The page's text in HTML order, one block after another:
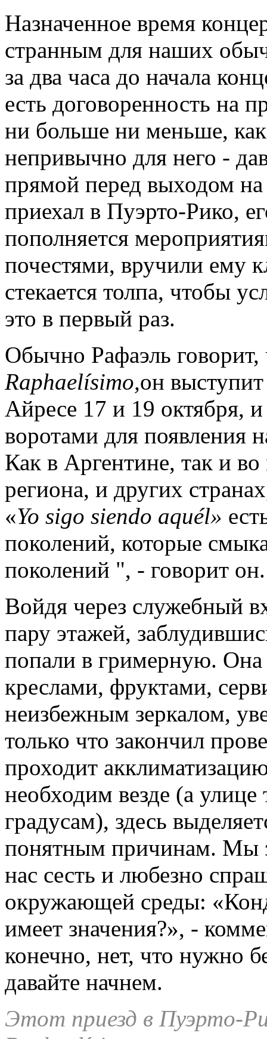
Назначенное время
странным для наших
за два часа до начала
есть договоренность на
ни больше ни меньше,
непривычно для него -
прямой перед выходом на
приехал в Пуэрто-Рико,
пополняется
почестями, вручили ему
стекается толпа, чтобы
это в первый раз.
Обычно Рафаэль
Raphaelísimo,он
Айресе 17 и 19 октября,
воротами для появления
Как в Аргентине, так и
региона, и других
«Yo sigo siendo aquél»
поколений, которые
поколений ", - говорит
Войдя через служебный
пару этажей,
попали в гримерную.
креслами, фруктами,
неизбежным зеркалом,
только что закончил
проходит
необходим везде (а улице
градусам), здесь
понятным причинам. Мы
нас сесть и любезно
окружающей среды:
имеет значения?», -
конечно, нет, что нужно
давайте начнем.
Этот приезд в Пуэрто-